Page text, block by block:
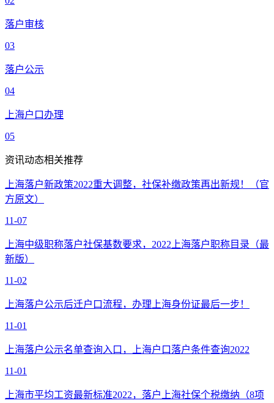
落户审核
03
落户公示
04
上海户口办理
05
资讯动态相关推荐
上海落户新政策2022重大调整，社保补缴政策再出新规！（官
方原文）
11-07
上海中级职称落户社保基数要求，2022上海落户职称目录（最
新版）
11-02
上海落户公示后迁户口流程，办理上海身份证最后一步！
11-01
上海落户公示名单查询入口，上海户口落户条件查询2022
11-01
上海市平均工资最新标准2022，落户上海社保个税缴纳（8项